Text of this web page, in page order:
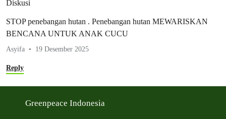
Diskusi
STOP penebangan hutan . Penebangan hutan MEWARISKAN
BENCANA UNTUK ANAK CUCU
Asyifa 19 Desember 2025
Reply
Greenpeace Indonesia